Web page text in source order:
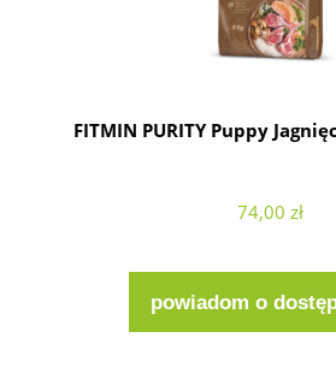
FITMIN PURITY Puppy
74,00 zł
powiadom o